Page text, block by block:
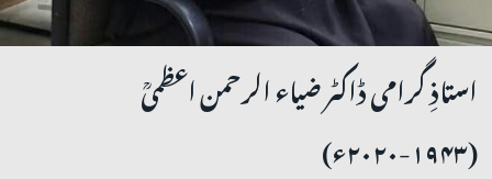
استاذِ گرامی ڈاکٹر ضیاء الرحمن اعظمیؒ
(۱۹۴۳-۲۰۲۰ء)